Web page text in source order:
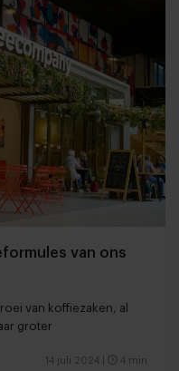
van ons
van koffiezaken, al
groter
14 juli 2024 4 min